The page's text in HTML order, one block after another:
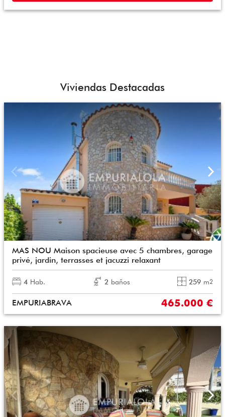
Viviendas Destacadas
MAS NOU Maison spacieuse avec 5 chambres, garage
privé, jardin, terrasses et jacuzzi relaxant
4 Hab. 2 baños 259 m2
EMPURIABRAVA 465.000 €